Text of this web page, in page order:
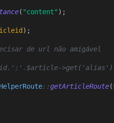
( "content" );
);
de url não amigável
::getArticleRoute